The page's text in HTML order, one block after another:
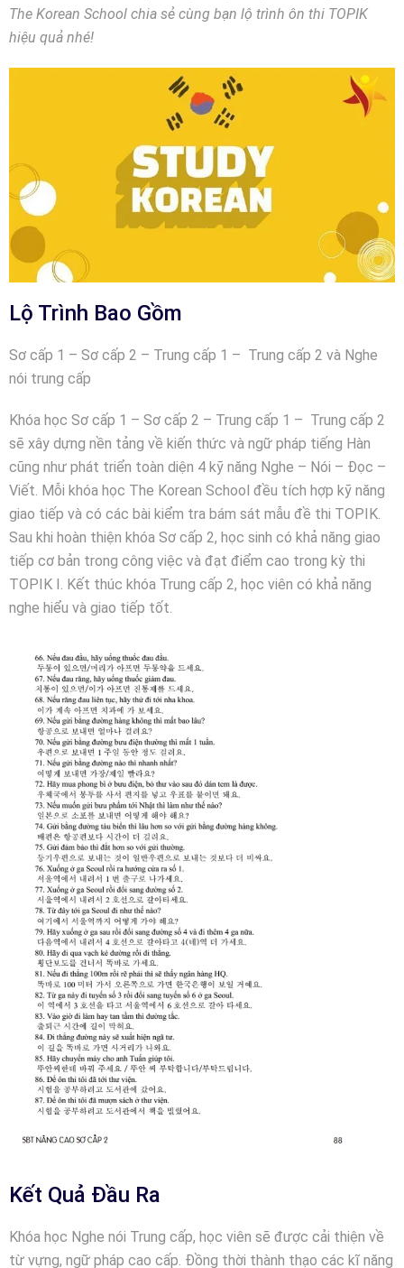
The Korean School chia sẻ cùng bạn lộ trình ôn thi TOPIK
hiệu quả nhé!
Lộ Trình Bao Gồm
Sơ cấp 1 – Sơ cấp 2 – Trung cấp 1 – Trung cấp 2 và Nghe
nói trung cấp
Khóa học Sơ cấp 1 – Sơ cấp 2 – Trung cấp 1 – Trung cấp 2
sẽ xây dựng nền tảng về kiến thức và ngữ pháp tiếng Hàn
cũng như phát triển toàn diện 4 kỹ năng Nghe – Nói – Đọc –
Viết. Mỗi khóa học The Korean School đều tích hợp kỹ năng
giao tiếp và có các bài kiểm tra bám sát mẫu đề thi TOPIK.
Sau khi hoàn thiện khóa Sơ cấp 2, học sinh có khả năng giao
tiếp cơ bản trong công việc và đạt điểm cao trong kỳ thi
TOPIK I. Kết thúc khóa Trung cấp 2, học viên có khả năng
nghe hiểu và giao tiếp tốt.
Kết Quả Đầu Ra
Khóa học Nghe nói Trung cấp, học viên sẽ được cải thiện về
từ vựng, ngữ pháp cao cấp. Đồng thời thành thạo các kĩ năng